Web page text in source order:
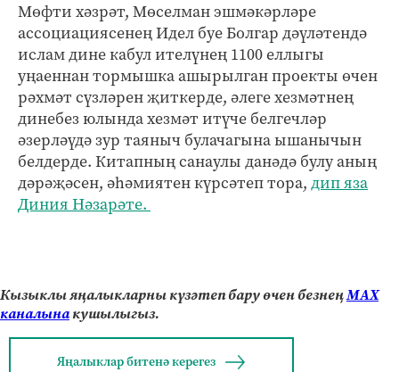
Мөфти хәзрәт, Мөселман эшмәкәрләре
ассоциациясенең Идел буе Болгар дәүләтендә
ислам дине кабул ителүнең 1100 еллыгы
уңаеннан тормышка ашырылган проекты өчен
рәхмәт сүзләрен җиткерде, әлеге хезмәтнең
динебез юлында хезмәт итүче белгечләр
әзерләүдә зур таяныч булачагына ышанычын
белдерде. Китапның санаулы данәдә булу аның
дәрәҗәсен, әһәмиятен күрсәтеп тора, дип яза
Диния Нәзарәте.
Кызыклы яңалыкларны күзәтеп бару өчен безнеңМАХ
каналынакушылыгыз.
Яңалыклар битенә керегез